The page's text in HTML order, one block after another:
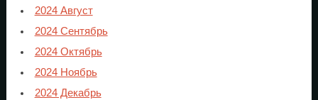
2024 Август
2024 Сентябрь
2024 Октябрь
2024 Ноябрь
2024 Декабрь